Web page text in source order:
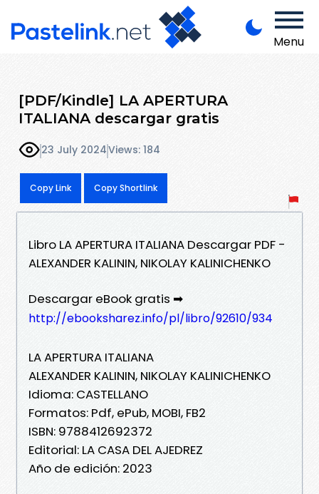
Menu
[PDF/Kindle] LA APERTURA
ITALIANA descargar gratis
23 July 2024Views: 184
Copy Link Copy Shortlink
Libro LA APERTURA ITALIANA Descargar PDF -
ALEXANDER KALININ, NIKOLAY KALINICHENKO
Descargar eBook gratis ➡
http://ebooksharez.info/pl/libro/92610/934
LA APERTURA ITALIANA
ALEXANDER KALININ, NIKOLAY KALINICHENKO
Idioma: CASTELLANO
Formatos: Pdf, ePub, MOBI, FB2
ISBN: 9788412692372
Editorial: LA CASA DEL AJEDREZ
Año de edición: 2023